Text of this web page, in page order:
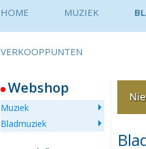
HOME MUZIEK
VERKOOPPUNTEN
Webshop
Muziek
Bladmuziek